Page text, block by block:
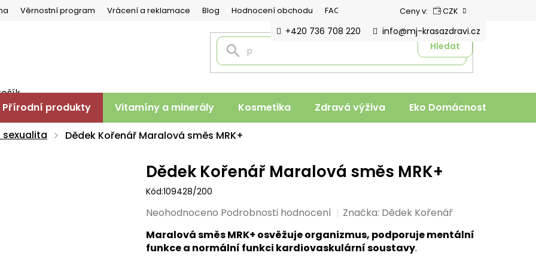
Věrnostní program Vrácení a reklamace Blog Hodnocení obchodu FAQ Ceny v: CZK
Hledat
+420 736 708 220 info@mj-krasazdravi.cz
Přírodní produkty Vitamíny a minerály Kosmetika Zdravá výživa Eko Domácnost
Dědek Kořenář Maralová směs MRK+
Maralová směs MRK+ osvěžuje organizmus, podporuje mentální
funkce a normální funkci kardiovaskulární soustavy.
Dědek Kořenář Maralová směs MRK+
Kód:109428/200
Průměrné
produktu
je
0,0
Neohodnoceno Podrobnosti hodnocení Značka: Dědek Kořenář